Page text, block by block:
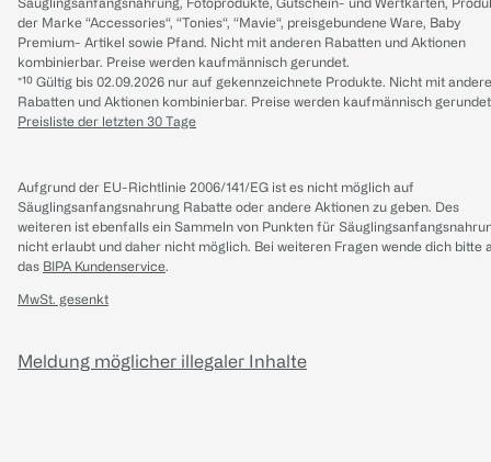
der Marke “Accessories“, “Tonies“, “Mavie“, preisgebundene Ware, Baby
Premium- Artikel sowie Pfand. Nicht mit anderen Rabatten und Aktionen
kombinierbar. Preise werden kaufmännisch gerundet.
*¹⁰ Gültig bis 02.09.2026 nur auf gekennzeichnete Produkte. Nicht mit
Rabatten und Aktionen kombinierbar. Preise werden kaufmännisch
Preisliste der letzten 30 Tage
Aufgrund der EU-Richtlinie 2006/141/EG ist es nicht möglich auf
Säuglingsanfangsnahrung Rabatte oder andere Aktionen zu geben. Des
weiteren ist ebenfalls ein Sammeln von Punkten für
nicht erlaubt und daher nicht möglich. Bei weiteren Fragen wende dich bitte
das BIPA Kundenservice.
MwSt. gesenkt
Meldung möglicher illegaler Inhalte